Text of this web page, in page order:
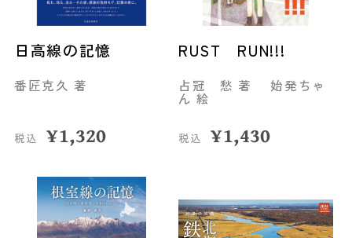
日高線の記憶
番匠克久 著
税込 ¥1,320
RUST RUN!!!
占冠 愁 著 始発ちゃ
ん 絵
税込 ¥1,430